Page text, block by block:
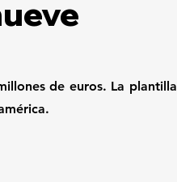
de euros. La plantilla